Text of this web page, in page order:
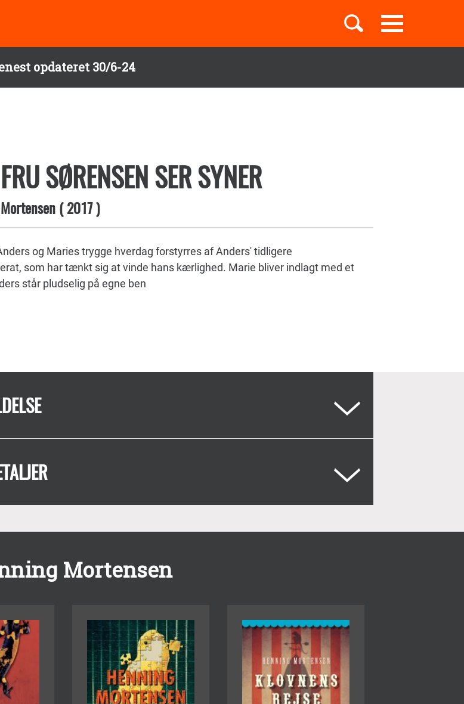
opdateret 30/6-24
Toggle
navigation
Børnebøger
Temaer
SØRENSEN SER SYNER
(2017)
og Maries trygge hverdag forstyrres af Anders' tidligere
som har tænkt sig at vinde hans kærlighed. Marie bliver indlagt med et
står pludselig på egne ben
Mortensen